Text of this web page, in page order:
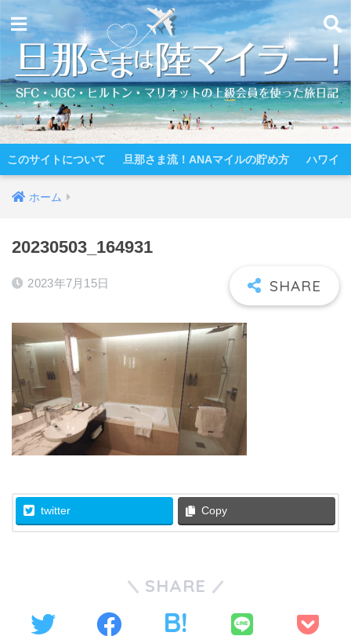
このサイトについて 旦那さま流！ANAマイルの貯め方 ハワイ
ホーム
20230503_164931
2023年7月15日
twitter Copy
SHARE